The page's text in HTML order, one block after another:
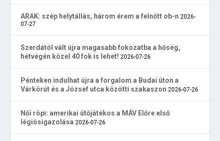
ARAK: szép helytállás, három érem a felnőtt ob-n 2026-
07-27
Szerdától vált újra magasabb fokozatba a hőség,
hétvégén közel 40 fok is lehet! 2026-07-26
Pénteken indulhat újra a forgalom a Budai úton a
Várkörút és a József utca közötti szakaszon 2026-07-26
Női röpi: amerikai ütőjátékos a MÁV Előre első
légiósigazolása 2026-07-26